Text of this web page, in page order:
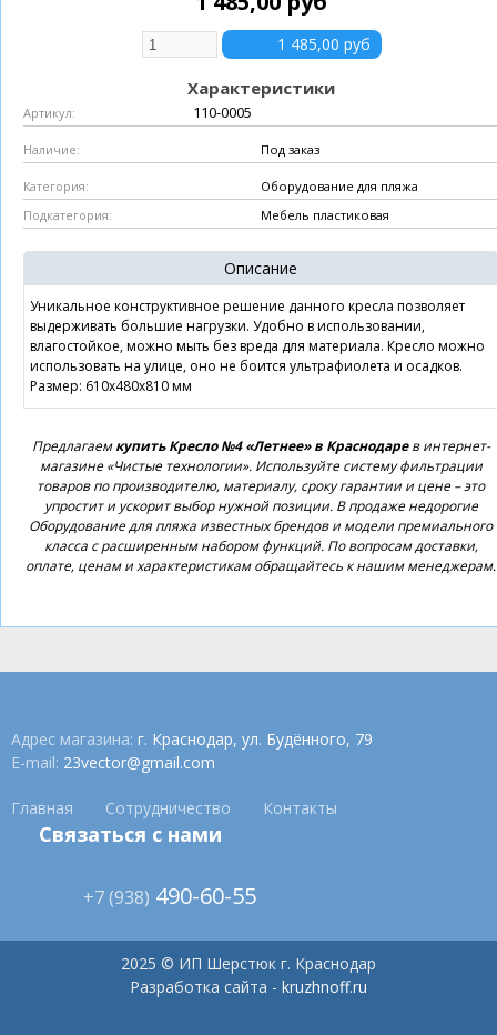
Характеристики
Артикул: 110-0005
Наличие: Под заказ
Категория: Оборудование для пляжа
Подкатегория: Мебель пластиковая
Описание
Уникальное конструктивное решение данного кресла позволяет
выдерживать большие нагрузки. Удобно в использовании,
влагостойкое, можно мыть без вреда для материала. Кресло можно
использовать на улице, оно не боится ультрафиолета и осадков.
Размер: 610х480х810 мм
Предлагаемкупить Кресло №4 «Летнее» в Краснодарев интернет-
магазине «Чистые технологии». Используйте систему фильтрации
товаров по производителю, материалу, сроку гарантии и цене – это
упростит и ускорит выбор нужной позиции. В продаже недорогие
Оборудование для пляжа известных брендов и модели премиального
класса с расширенным набором функций. По вопросам доставки,
оплате, ценам и характеристикам обращайтесь к нашим менеджерам.
Адрес магазина: г. Краснодар, ул. Будённого, 79
E-mail: 23vector@gmail.com
Главная Сотрудничество Контакты
Связаться с нами
+7 (938) 490-60-55
2025 © ИП Шерстюк г. Краснодар
Разработка сайта - kruzhnoff.ru